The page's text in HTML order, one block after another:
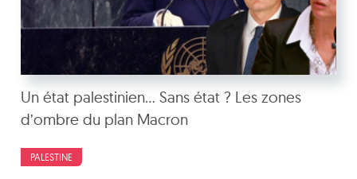
Un état palestinien… Sans état ? Les zones
d’ombre du plan Macron
PALESTINE